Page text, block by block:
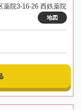
薬院3-16-26 西鉄薬院
地図